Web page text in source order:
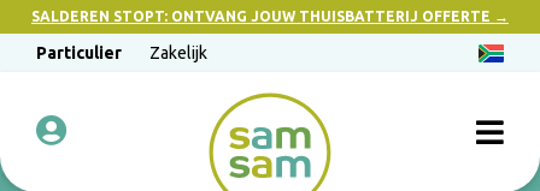
SALDEREN STOPT: ONTVANG JOUW THUISBATTERIJ OFFERTE →
Particulier Zakelijk